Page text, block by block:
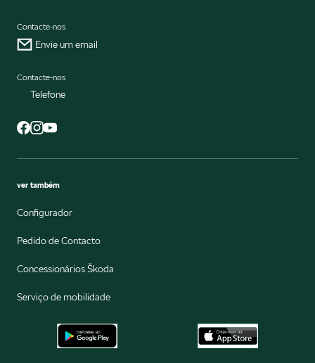
Contacte-nos
Envie um email
Contacte-nos
Telefone
ver também
Configurador
Pedido de Contacto
Concessionários Škoda
Serviço de mobilidade